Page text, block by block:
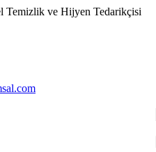
Temizlik ve Hijyen Tedarikçisi